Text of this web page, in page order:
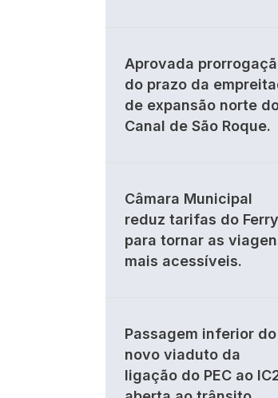
Aprovada
do prazo da
de expansão norte
Canal de São Roque.
Câmara Municipal
reduz tarifas do Ferry
para tornar as
mais acessíveis.
Passagem inferior do
novo viaduto da
ligação do PEC ao